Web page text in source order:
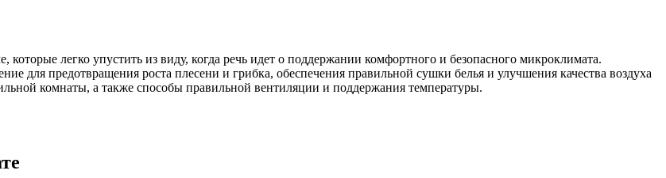
легко упустить из виду, когда речь идет о поддержании комфортного и безопасного микроклимата.
для предотвращения роста плесени и грибка, обеспечения правильной сушки белья и улучшения качества воздуха
комнаты, а также способы правильной вентиляции и поддержания температуры.